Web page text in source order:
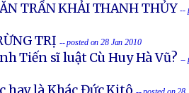
TRẦN KHẢI THANH THỦY --
TRỊ -- posted on 28 Jan 2010
Tiến sĩ luật Cù Huy Hà Vũ? --